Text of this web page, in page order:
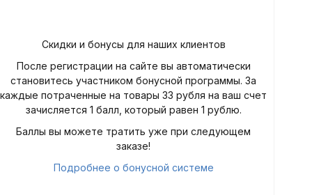
Скидки и бонусы для наших клиентов
После регистрации на сайте вы автоматически
становитесь участником бонусной программы. За
каждые потраченные на товары 33 рубля на ваш счет
зачисляется 1 балл, который равен 1 рублю.
Баллы вы можете тратить уже при следующем
заказе!
Подробнее о бонусной системе